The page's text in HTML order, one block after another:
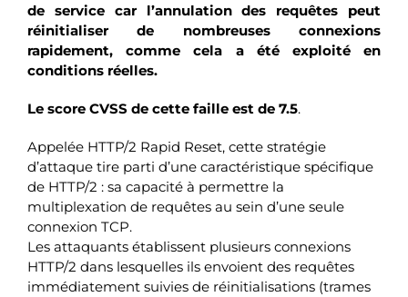
de service car l’annulation des requêtes peut
réinitialiser de nombreuses connexions
rapidement, comme cela a été exploité en
conditions réelles.
Le score CVSS de cette faille est de 7.5.
Appelée HTTP/2 Rapid Reset, cette stratégie
d’attaque tire parti d’une caractéristique spécifique
de HTTP/2 : sa capacité à permettre la
multiplexation de requêtes au sein d’une seule
connexion TCP.
Les attaquants établissent plusieurs connexions
HTTP/2 dans lesquelles ils envoient des requêtes
immédiatement suivies de réinitialisations (trames